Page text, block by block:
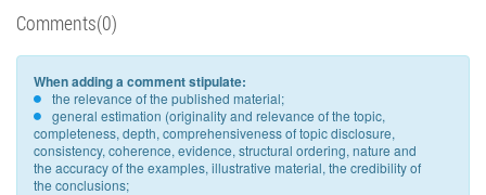
Comments(0)
When adding a comment stipulate:
the relevance of the published material;
general estimation (originality and relevance of the topic,
completeness, depth, comprehensiveness of topic disclosure,
consistency, coherence, evidence, structural ordering, nature and
the accuracy of the examples, illustrative material, the credibility of
the conclusions;